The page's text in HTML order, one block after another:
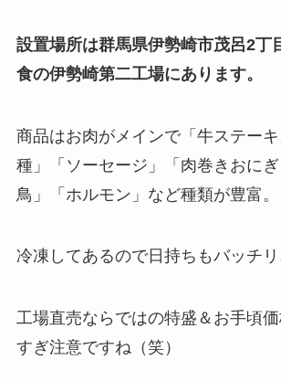
設置場所は群馬県伊勢崎市茂呂2丁
食の伊勢崎第二工場にあります。
商品はお肉がメインで「牛ステー
種」「ソーセージ」「肉巻きおに
鳥」「ホルモン」など種類が豊富。
冷凍してあるので日持ちもバッチリ
工場直売ならではの特盛＆お手頃
すぎ注意ですね（笑）